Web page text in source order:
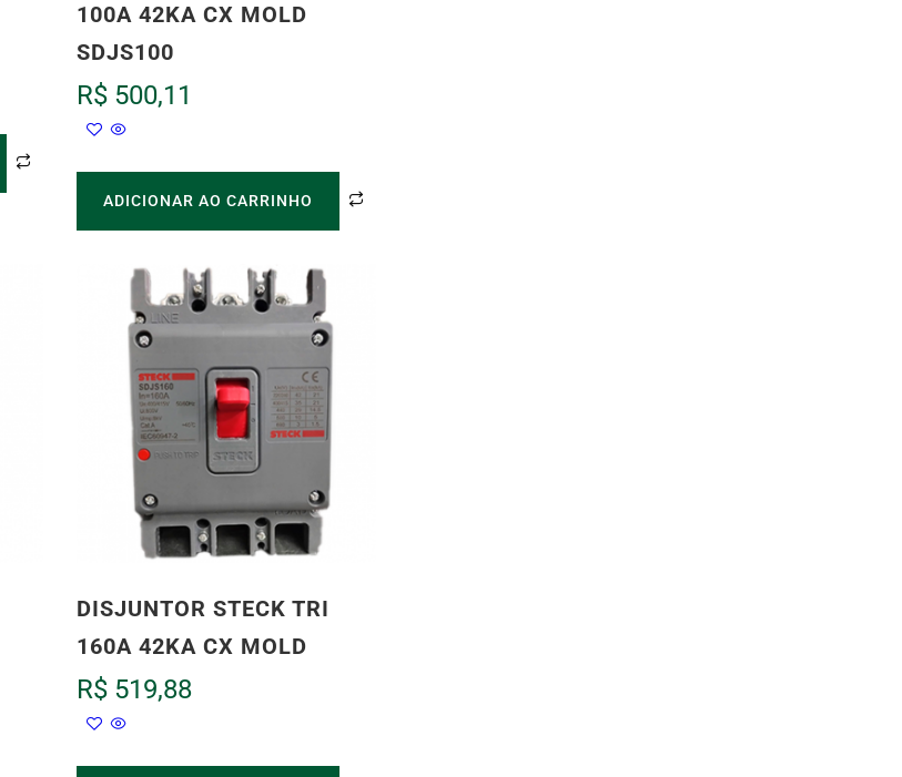
100A 42KA CX MOLD
SDJS100
R$ 500,11
ADICIONAR AO CARRINHO
DISJUNTOR STECK TRI
160A 42KA CX MOLD
R$ 519,88